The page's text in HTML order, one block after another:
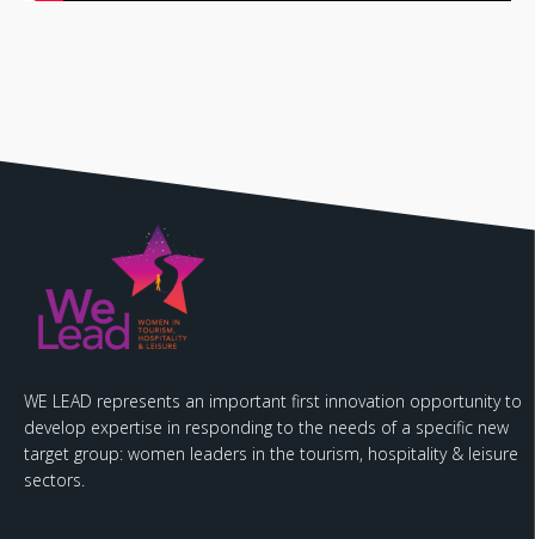
WE LEAD represents an important first innovation opportunity to
develop expertise in responding to the needs of a specific new
target group: women leaders in the tourism, hospitality & leisure
sectors.